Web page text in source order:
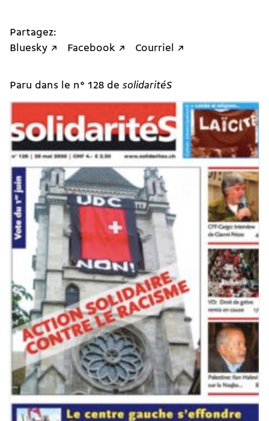
Partagez:
Bluesky ↗
Facebook ↗ Courriel ↗
Paru dans le n° 128 de solidaritéS